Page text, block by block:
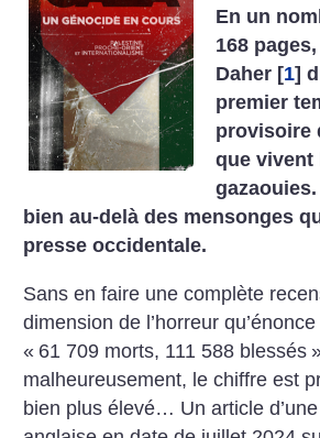
En un
168
Daher [1]
premier
provisoire
que vivent
bien au-delà des mensonges
presse occidentale.
Sans en faire une complète
dimension de l’horreur
« 61 709 morts, 111 588 blessés
malheureusement, le chiffre est
bien plus élevé… Un article